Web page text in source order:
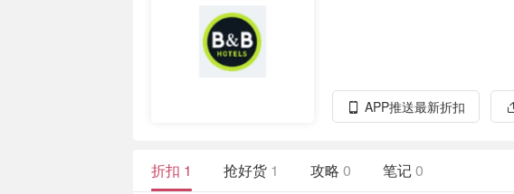
APP推送最新折扣
折扣 1 抢好货 1 攻略 0 笔记0